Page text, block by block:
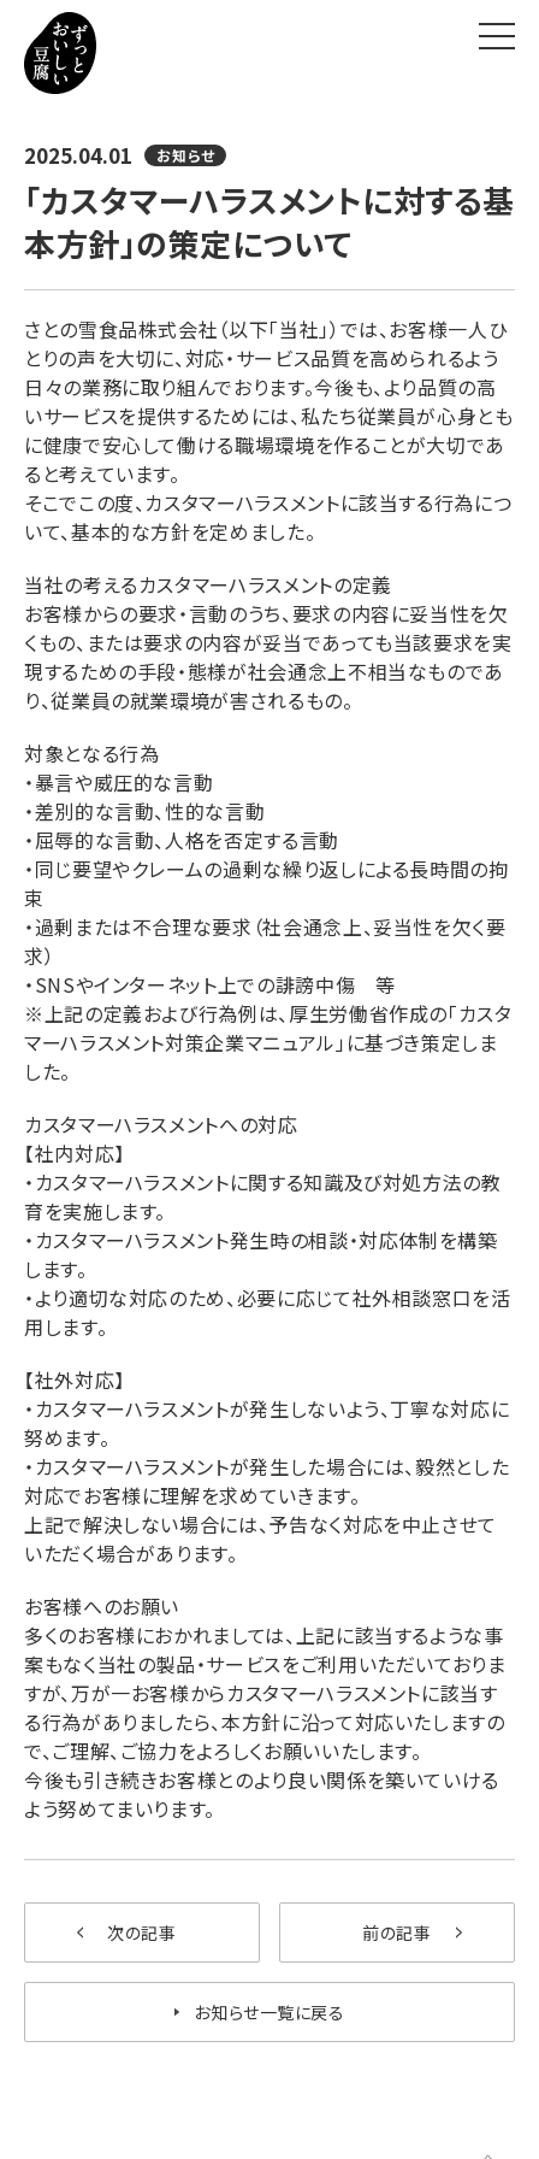
ずっとおいしい豆腐とは
ずっとおいしいヒミツ
豆腐の新常識
おいしいレシピ
お知らせ
2025.04.01 お知らせ
「カスタマーハラスメントに対する基
本方針」の策定について
さとの雪食品株式会社（以下「当社」）では、お客様一人ひ
とりの声を大切に、対応・サービス品質を高められるよう
日々の業務に取り組んでおります。今後も、より品質の高
いサービスを提供するためには、私たち従業員が心身とも
に健康で安心して働ける職場環境を作ることが大切であ
ると考えています。
そこでこの度、カスタマーハラスメントに該当する行為につ
いて、基本的な方針を定めました。
当社の考えるカスタマーハラスメントの定義
お客様からの要求・言動のうち、要求の内容に妥当性を欠
くもの、または要求の内容が妥当であっても当該要求を実
現するための手段・態様が社会通念上不相当なものであ
り、従業員の就業環境が害されるもの。
対象となる行為
・暴言や威圧的な言動
・差別的な言動、性的な言動
・屈辱的な言動、人格を否定する言動
・同じ要望やクレームの過剰な繰り返しによる長時間の拘
束
・過剰または不合理な要求（社会通念上、妥当性を欠く要
求）
・SNSやインターネット上での誹謗中傷 等
※上記の定義および行為例は、厚生労働省作成の「カスタ
マーハラスメント対策企業マニュアル」に基づき策定しま
した。
カスタマーハラスメントへの対応
【社内対応】
・カスタマーハラスメントに関する知識及び対処方法の教
育を実施します。
・カスタマーハラスメント発生時の相談・対応体制を構築
します。
・より適切な対応のため、必要に応じて社外相談窓口を活
用します。
【社外対応】
・カスタマーハラスメントが発生しないよう、丁寧な対応に
努めます。
・カスタマーハラスメントが発生した場合には、毅然とした
対応でお客様に理解を求めていきます。
上記で解決しない場合には、予告なく対応を中止させて
いただく場合があります。
お客様へのお願い
多くのお客様におかれましては、上記に該当するような事
案もなく当社の製品・サービスをご利用いただいておりま
すが、万が一お客様からカスタマーハラスメントに該当す
る行為がありましたら、本方針に沿って対応いたしますの
で、ご理解、ご協力をよろしくお願いいたします。
今後も引き続きお客様とのより良い関係を築いていける
よう努めてまいります。
次の記事 前の記事
お知らせ一覧に戻る